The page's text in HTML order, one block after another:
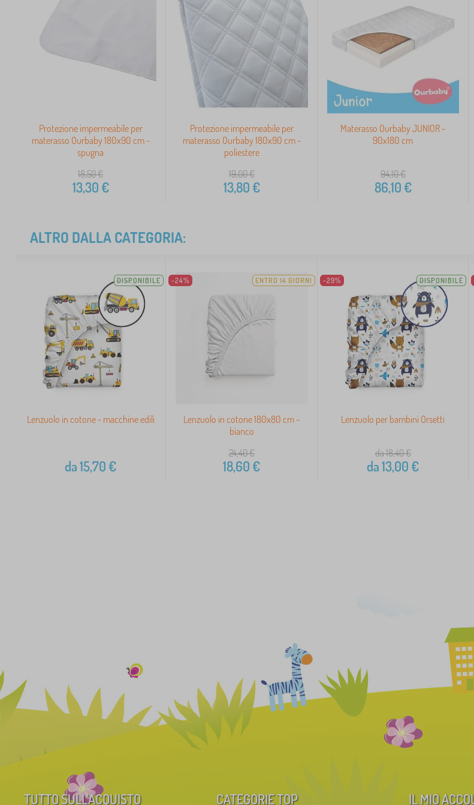
Protezione impermeabile per
materasso Ourbaby 180x90 cm -
spugna
18,50€
13,30€
Protezione impermeabile per
materasso Ourbaby 180x90 cm -
poliestere
19,00€
13,80€
Materasso Ourbaby JUNIOR -
90x180 cm
94,10€
86,10€
ALTRO DALLA CATEGORIA:
DISPONIBILE
Lenzuolo in cotone - macchine edili
da15,70€
-24% ENTRO 14 GIORNI
Lenzuolo in cotone 180x80 cm -
bianco
24,40€
18,60€
-29% DISPONIBILE
Lenzuolo per bambini Orsetti
da 18,40€
da13,00€
TUTTO SULL’ACQUISTO CATEGORIE TOP IL MIO